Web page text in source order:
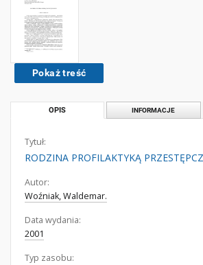
Pokaż treść
OPIS INFORMACJE
Tytuł:
RODZINA PROFILAKTYKĄ
Autor:
Woźniak, Waldemar.
Data wydania:
2001
Typ zasobu: